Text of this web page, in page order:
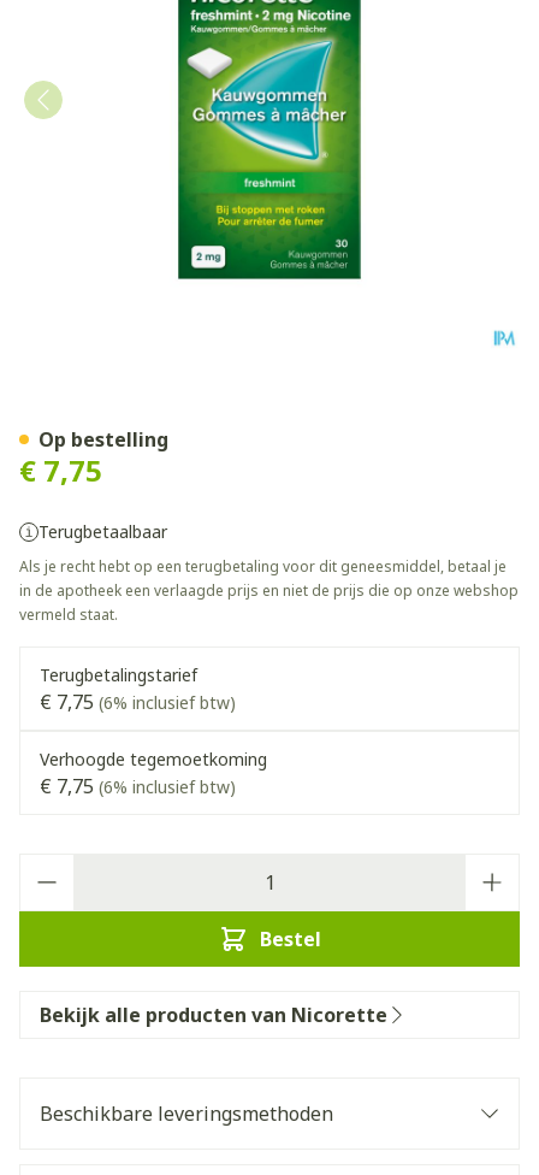
€ 7,75
Terugbetaalbaar
Als je recht hebt op een terugbetaling voor dit geneesmiddel, betaal je
in de apotheek een verlaagde prijs en niet de prijs die op onze webshop
vermeld staat.
Terugbetalingstarief
€ 7,75 (6% inclusief btw)
Verhoogde tegemoetkoming
€ 7,75 (6% inclusief btw)
Bestel
Op bestelling
Bekijk alle producten van Nicorette
Beschikbare leveringsmethoden